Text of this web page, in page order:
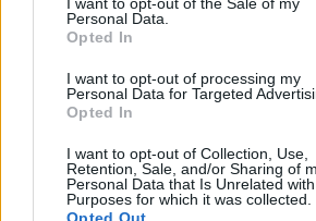
Personal Data.
Opted In
I want to opt-out of processing my
Personal Data for Targeted
Opted In
I want to opt-out of Collection, Use,
Retention, Sale, and/or Sharing of
Personal Data that Is Unrelated
Purposes for which it was collected.
ért az Assassin's Creed Black
így már semmi sem állhat a
Unmute Loaded:
21.65%
Assassin's Creedeket, mert
birtoklásáért vívott